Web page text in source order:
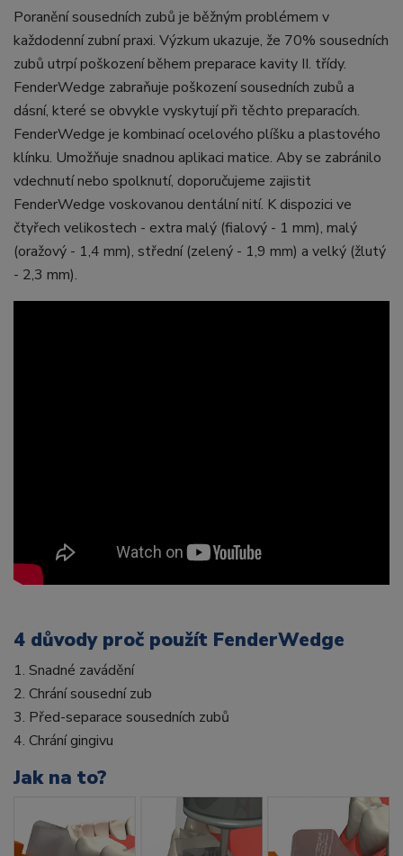
Poranění sousedních zubů je běžným problémem v
každodenní zubní praxi. Výzkum ukazuje, že 70% sousedních
zubů utrpí poškození během preparace kavity II. třídy.
FenderWedge zabraňuje poškození sousedních zubů a
dásní, které se obvykle vyskytují při těchto preparacích.
FenderWedge je kombinací ocelového plíšku a plastového
klínku. Umožňuje snadnou aplikaci matice. Aby se zabránilo
vdechnutí nebo spolknutí, doporučujeme zajistit
FenderWedge voskovanou dentální nití. K dispozici ve
čtyřech velikostech - extra malý (fialový - 1 mm), malý
(oražový - 1,4 mm), střední (zelený - 1,9 mm) a velký (žlutý
- 2,3 mm).
4 důvody proč použít FenderWedge
1. Snadné zavádění
2. Chrání sousední zub
3. Před-separace sousedních zubů
4. Chrání gingivu
Jak na to?